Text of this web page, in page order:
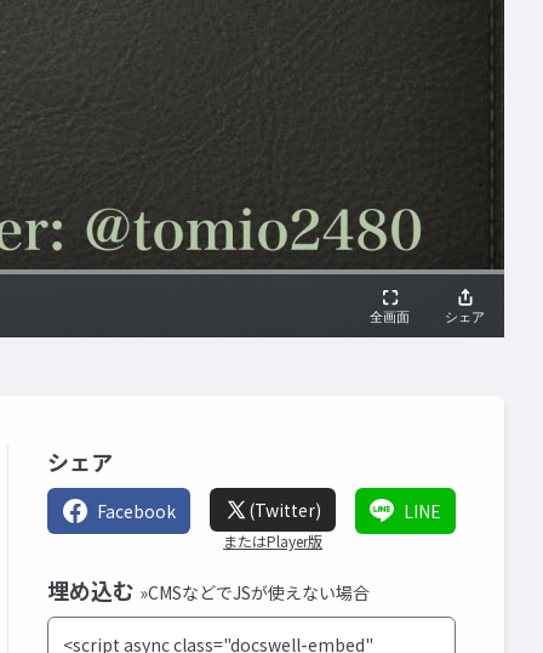
シェア
Facebook (Twitter)
またはPlayer版
LINE
埋め込む »CMSなどでJSが使えない場合